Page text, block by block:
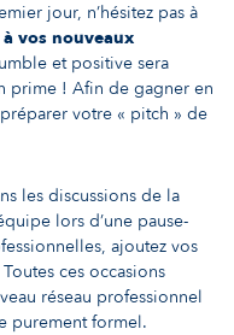
jour, n’hésitez pas à
vos nouveaux
et positive sera
prime ! Afin de gagner en
préparer votre « pitch » de
les discussions de la
lors d’une pause-
ajoutez vos
ces occasions
réseau professionnel
purement formel.